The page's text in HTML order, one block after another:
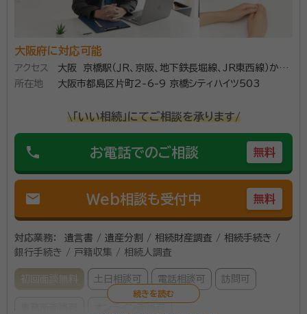
大阪府に対応可能
アクセス
大阪 京橋駅（ＪＲ、京阪、地下鉄長堀線、JR東西線）から
徒歩3分
所在地 大阪市都島区片町2-6-9 京橋シティハイツ503
\「いい相続」にてご相談を承ります/
phone お電話でのご相談 無料
mail Web相談も受付中 無料
対応業務：
遺言書 / 遺産分割 / 相続財産調査 / 相続手続き /
銀行手続き / 戸籍収集 / 相続人調査
初回面談無料 土日相談可 電話相談可 訪問可